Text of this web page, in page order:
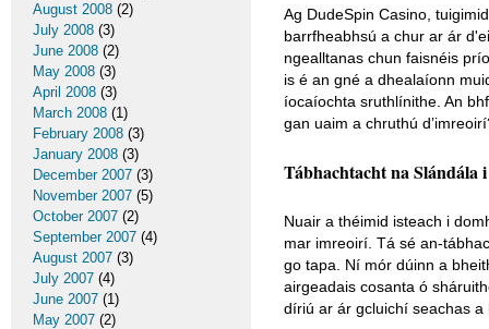
Ag DudeSpin Casino,
barrfheabhsú a chur ar ár
ngealltanas chun faisnéis
is é an gné a dhealaíonn
íocaíochta sruthlínithe. An
gan uaim a chruthú
Tábhachtacht na
Nuair a théimid isteach i
mar imreoirí. Tá sé an-
go tapa. Ní mór dúinn a
airgeadais cosanta ó
díriú ar ár gcluichí seachas
August 2008 (2)
July 2008 (3)
June 2008 (2)
May 2008 (3)
April 2008 (3)
March 2008 (1)
February 2008 (3)
January 2008 (3)
December 2007 (3)
November 2007 (5)
October 2007 (2)
September 2007 (4)
August 2007 (3)
July 2007 (4)
June 2007 (1)
May 2007 (2)